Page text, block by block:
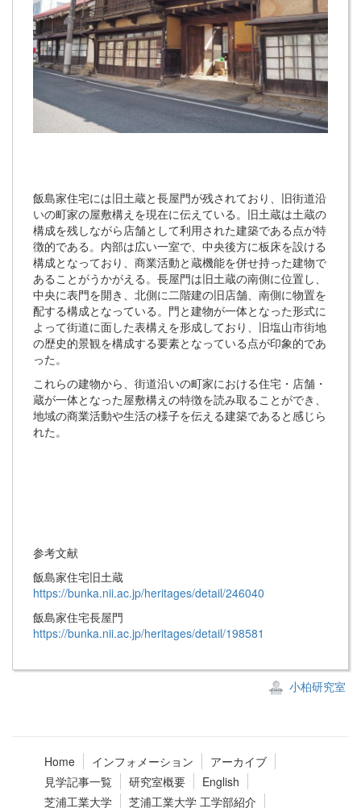
飯島家住宅には旧土蔵と長屋門が残されており、旧街道沿
いの町家の屋敷構えを現在に伝えている。旧土蔵は土蔵の
構成を残しながら店舗として利用された建築である点が特
徴的である。内部は広い一室で、中央後方に板床を設ける
構成となっており、商業活動と蔵機能を併せ持った建物で
あることがうかがえる。長屋門は旧土蔵の南側に位置し、
中央に表門を開き、北側に二階建の旧店舗、南側に物置を
配する構成となっている。門と建物が一体となった形式に
よって街道に面した表構えを形成しており、旧塩山市街地
の歴史的景観を構成する要素となっている点が印象的であ
った。
これらの建物から、街道沿いの町家における住宅・店舗・
蔵が一体となった屋敷構えの特徴を読み取ることができ、
地域の商業活動や生活の様子を伝える建築であると感じら
れた。
参考文献
飯島家住宅旧土蔵
https://bunka.nii.ac.jp/heritages/detail/246040
飯島家住宅長屋門
https://bunka.nii.ac.jp/heritages/detail/198581
小柏研究室
Home インフォメーション
アーカイブ
見学記事一覧
研究室概要
English
芝浦工業大学
芝浦工業大学 工学部紹介